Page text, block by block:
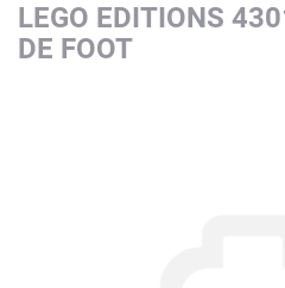
LEGO EDITIONS
DE FOOT